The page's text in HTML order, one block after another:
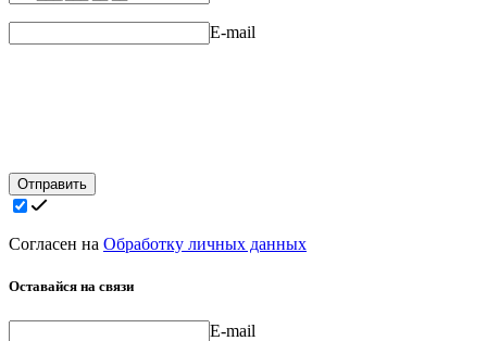
E-mail
Отправить
Согласен на Обработку личных данных
Оставайся на связи
E-mail